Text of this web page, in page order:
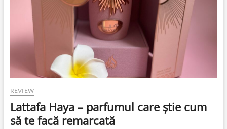
REVIEW
Lattafa Haya – parfumul care știe cum
să te facă remarcată